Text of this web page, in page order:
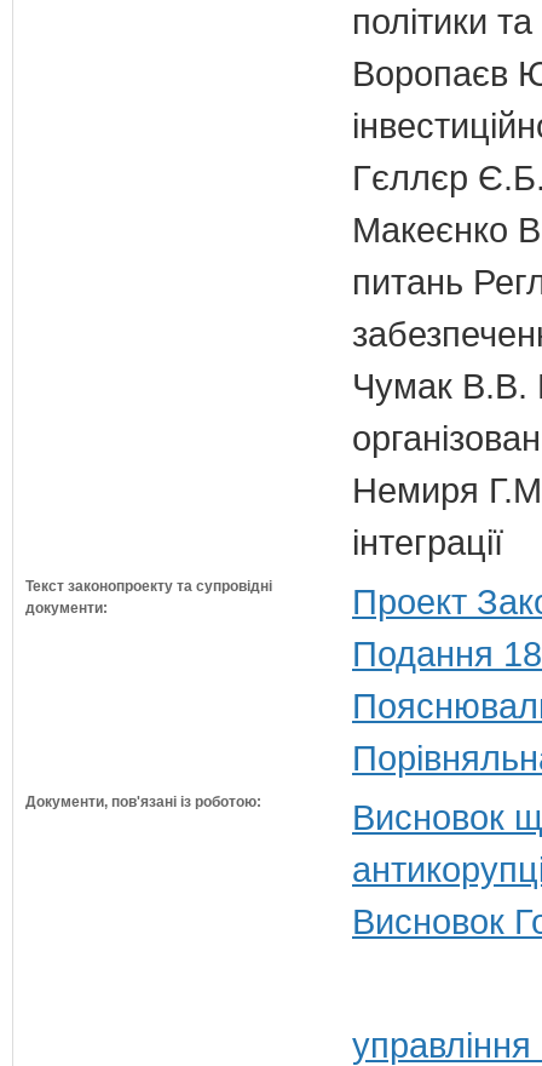
політики
Воропаєв
Гєллєр
Макеєнко
питань
Чумак В.В.
Немиря
інтеграції
Текст законопроекту та супровідні
документи:
Проект
Подання
Документи, пов'язані із роботою:
Висновок
Висновок